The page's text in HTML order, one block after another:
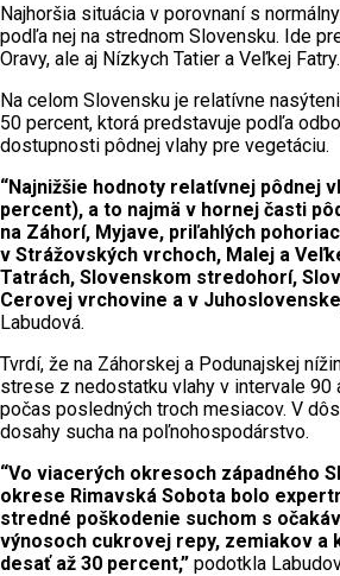
Najhoršia situácia v porovnaní s
podľa nej na strednom Slovensku. Ide
Oravy, ale aj Nízkych Tatier a Veľkej Fatry.
Na celom Slovensku je relatívne
50 percent, ktorá predstavuje podľa
dostupnosti pôdnej vlahy pre vegetáciu.
“Najnižšie hodnoty relatívnej pôdnej
percent), a to najmä v hornej časti
na Záhorí, Myjave, priľahlých
v Strážovských vrchoch, Malej a
Tatrách, Slovenskom stredohorí,
Cerovej vrchovine a v
Labudová.
Tvrdí, že na Záhorskej a Podunajskej
strese z nedostatku vlahy v intervale 90
počas posledných troch mesiacov. V
dosahy sucha na poľnohospodárstvo.
“Vo viacerých okresoch západného
okrese Rimavská Sobota bolo
stredné poškodenie suchom s
výnosoch cukrovej repy, zemiakov a
desať až 30 percent,” podotkla